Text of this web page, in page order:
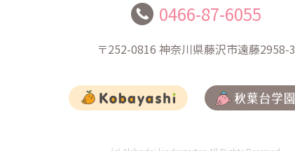
0466-87-6055
〒252-0816 神奈川県藤沢市遠藤2958-3